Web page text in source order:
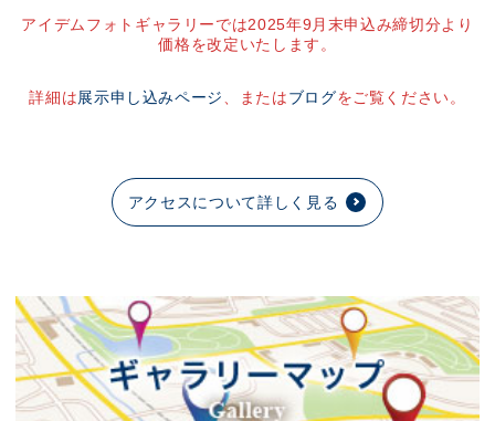
アイデムフォトギャラリーでは2025年9月末申込み締切分より
価格を改定いたします。
詳細は展示申し込みページ 、またはブログをご覧ください。
アクセスについて詳しく見る